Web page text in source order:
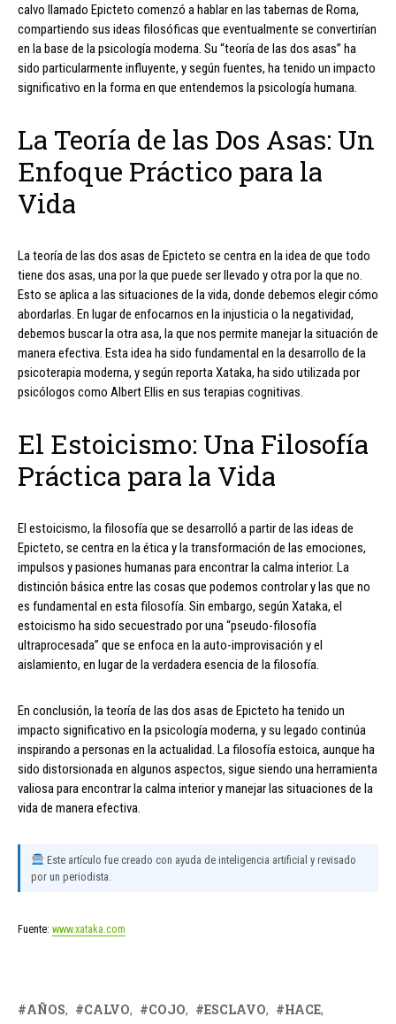
calvo llamado Epicteto comenzó a hablar en las tabernas de Roma,
compartiendo sus ideas filosóficas que eventualmente se convertirían
en la base de la psicología moderna. Su “teoría de las dos asas” ha
sido particularmente influyente, y según fuentes, ha tenido un impacto
significativo en la forma en que entendemos la psicología humana.
La Teoría de las Dos Asas: Un
Enfoque Práctico para la
Vida
La teoría de las dos asas de Epicteto se centra en la idea de que todo
tiene dos asas, una por la que puede ser llevado y otra por la que no.
Esto se aplica a las situaciones de la vida, donde debemos elegir cómo
abordarlas. En lugar de enfocarnos en la injusticia o la negatividad,
debemos buscar la otra asa, la que nos permite manejar la situación de
manera efectiva. Esta idea ha sido fundamental en la desarrollo de la
psicoterapia moderna, y según reporta Xataka, ha sido utilizada por
psicólogos como Albert Ellis en sus terapias cognitivas.
El Estoicismo: Una Filosofía
Práctica para la Vida
El estoicismo, la filosofía que se desarrolló a partir de las ideas de
Epicteto, se centra en la ética y la transformación de las emociones,
impulsos y pasiones humanas para encontrar la calma interior. La
distinción básica entre las cosas que podemos controlar y las que no
es fundamental en esta filosofía. Sin embargo, según Xataka, el
estoicismo ha sido secuestrado por una “pseudo-filosofía
ultraprocesada” que se enfoca en la auto-improvisación y el
aislamiento, en lugar de la verdadera esencia de la filosofía.
En conclusión, la teoría de las dos asas de Epicteto ha tenido un
impacto significativo en la psicología moderna, y su legado continúa
inspirando a personas en la actualidad. La filosofía estoica, aunque ha
sido distorsionada en algunos aspectos, sigue siendo una herramienta
valiosa para encontrar la calma interior y manejar las situaciones de la
vida de manera efectiva.
Este artículo fue creado con ayuda de inteligencia artificial y revisado
por un periodista.
Fuente: www.xataka.com
AÑOS CALVO COJO ESCLAVO
HACE